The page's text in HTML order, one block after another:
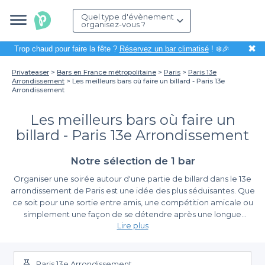
Quel type d'évènement
organisez-vous ?
Trop chaud pour faire la fête ? Réservez un bar climatisé! ❄️🎉 ✖
Privateaser Bars en France métropolitaine Paris
Paris 13e
Arrondissement
Les meilleurs bars où faire un billard - Paris 13e
Arrondissement
Les meilleurs bars où faire un
billard - Paris 13e Arrondissement
Notre sélection de 1 bar
Organiser une soirée autour d'une partie de billard dans le 13e
arrondissement de Paris est une idée des plus séduisantes. Que
ce soit pour une sortie entre amis, une compétition amicale ou
simplement une façon de se détendre après une longue
semaine, trouver le bon bar peut faire toute la différence. Avec
arrondissement demeure un lieu privilégié pour déguster une
boisson tout en s'amusant avec un jeu qui a traversé les âges.
La simplicité de la réservation avec Privateaser
Lire plus